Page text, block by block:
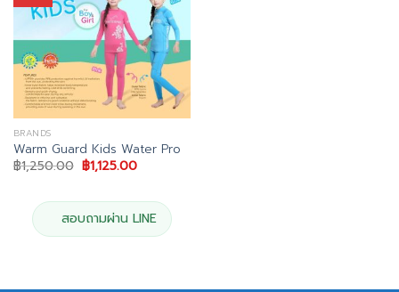
BRANDS
Warm Guard Kids Water Pro
฿1,250.00 Original
price
฿1,250.00.
฿1,125.00Current
฿1,125.00.
สอบถามผ่าน LINE